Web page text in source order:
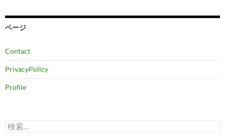
ブ
ページ
Contact
PrivacyPolicy
Profile
検
索: